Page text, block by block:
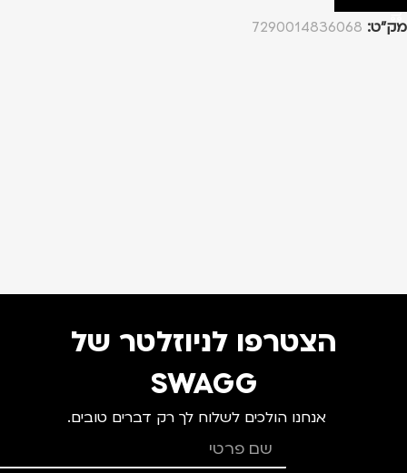
מק”ט: 7290014836068
הצטרפו לניוזלטר של
SWAGG
אנחנו הולכים לשלוח לך רק דברים טובים.